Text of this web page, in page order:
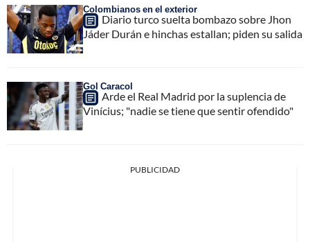
Colombianos en el exterior
Diario turco suelta bombazo sobre Jhon
Jáder Durán e hinchas estallan; piden su salida
Gol Caracol
Arde el Real Madrid por la suplencia de
Vinícius; "nadie se tiene que sentir ofendido"
PUBLICIDAD